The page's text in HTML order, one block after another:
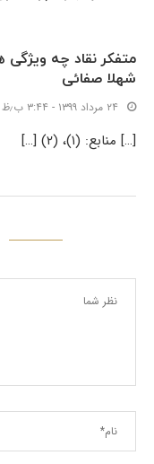
شهلا صفائی
۲۴ مرداد ۱۳۹۹ - ۳:۴۴ ب٫ظ
[…] منابع: (۱)، (۲) […]